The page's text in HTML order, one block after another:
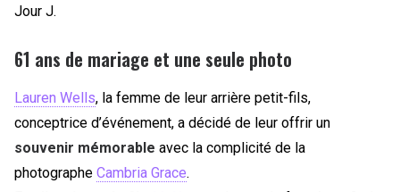
Jour J.
61 ans de mariage et une seule photo
Lauren Wells, la femme de leur arrière petit-fils,
conceptrice d’événement, a décidé de leur offrir un
souvenir mémorable avec la complicité de la
photographe Cambria Grace.